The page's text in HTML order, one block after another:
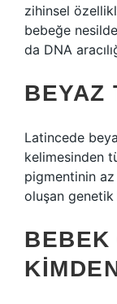
zihinsel
bebeğe
da DNA
BEYAZ
Latincede
kelimesinden
pigmentinin
oluşan genetik
BEBEK